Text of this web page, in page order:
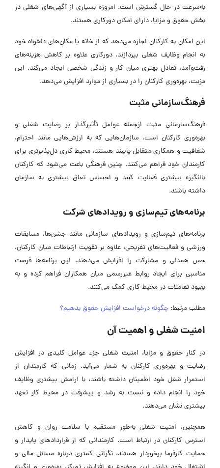
به‌سرعت در حال گسترش است. امروزه بسیاری از آگهی‌های شغلی در
بخش حقوق و مزایا، دارای امکان دورکاری هستند.
این امکان به کارکنان اجازه می‌دهد که از خانه یا مکان‌های دلخواه خود
به انجام وظایف شغلی بپردازند. دورکاری علاوه بر کاهش هزینه‌های
رفت‌وآمد، تعادل بهتری میان کار و زندگی شخصی ایجاد می‌کند. این
مزیت، بهره‌وری کارکنان را در بسیاری از موارد افزایش می‌دهد.
فرهنگ‌سازمانی مثبت
فرهنگ‌سازمانی مثبت ازجمله عوامل تأثیرگذار بر رضایت شغلی و
بهره‌وری کارکنان است. سازمان‌هایی که به ارزش‌هایی مانند احترام،
شفافیت و همکاری متقابل پایبند هستند، محیط کاری دل‌پذیرتری برای
کارمندان خود فراهم می‌کنند. چنین فرهنگی باعث می‌شود که کارکنان
باانگیزه بیشتری فعالیت کنند و احساس تعلق بیشتری به سازمان
داشته باشند.
برنامه‌های تیم‌سازی و رویدادهای شرکت
برنامه‌های تیم‌سازی و رویدادهای سازمانی مانند جشن‌ها، مسابقات
ورزشی و فعالیت‌های تفریحی، علاوه بر تقویت ارتباطات میان کارکنان،
حس همدلی و مشارکت را افزایش می‌دهند. این برنامه‌ها فرصت
مناسبی برای ایجاد روابط غیررسمی میان همکاران فراهم کرده و به
بهبود تعاملات در محیط کاری کمک می‌کنند.
مطلب مرتبط: چگونه درخواست افزایش حقوق بدهیم؟
امنیت شغلی و اهمیت آن
در کنار حقوق و مزایا، امنیت شغلی جزء عوامل کلیدی در افزایش
رضایت و بهره‌وری کارکنان به شمار می‌آید. زمانی که کارمندان از
استمرار شغل خود اطمینان داشته باشند، با آرامش بیشتری وظایف
خود را انجام داده و نسبت به رشد و پیشرفت در محیط کار تعهد
بیشتری نشان می‌دهند.
همچنین، امنیت شغلی به‌طور مستقیم با سلامت روان و کاهش
استرس کارکنان در ارتباط است. کارمندانی که از قراردادهای پایدار و
حمایت کارفرما برخوردار هستند، نگرانی کمتری درباره مسائل مالی و